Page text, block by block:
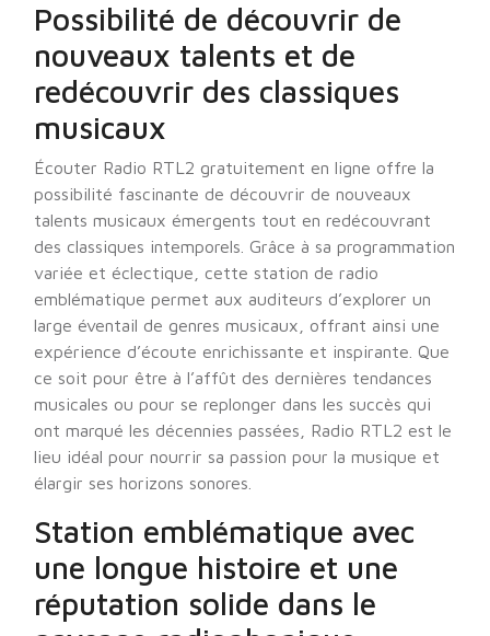
Possibilité de découvrir de
nouveaux talents et de
redécouvrir des classiques
musicaux
Écouter Radio RTL2 gratuitement en ligne offre la
possibilité fascinante de découvrir de nouveaux
talents musicaux émergents tout en redécouvrant
des classiques intemporels. Grâce à sa programmation
variée et éclectique, cette station de radio
emblématique permet aux auditeurs d’explorer un
large éventail de genres musicaux, offrant ainsi une
expérience d’écoute enrichissante et inspirante. Que
ce soit pour être à l’affût des dernières tendances
musicales ou pour se replonger dans les succès qui
ont marqué les décennies passées, Radio RTL2 est le
lieu idéal pour nourrir sa passion pour la musique et
élargir ses horizons sonores.
Station emblématique avec
une longue histoire et une
réputation solide dans le